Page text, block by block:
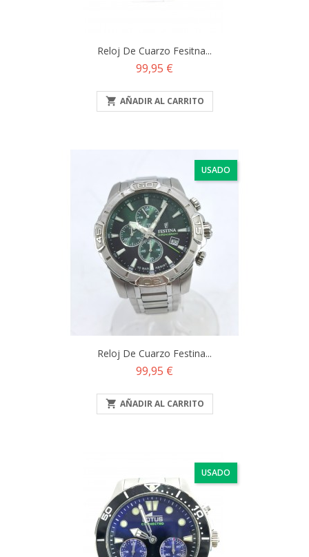
Reloj De Cuarzo Fesitna...
Precio
99,95 €
 AÑADIR AL CARRITO
USADO
Reloj De Cuarzo Festina...
Precio
99,95 €
 AÑADIR AL CARRITO
USADO